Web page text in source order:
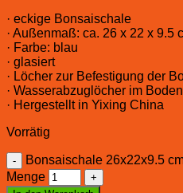
· eckige Bonsaischale
· Außenmaß: ca. 26 x 22 x 9.5
· Farbe: blau
· glasiert
· Löcher zur Befestigung der
· Wasserabzuglöcher im Boden
· Hergestellt in Yixing China
Vorrätig
Bonsaischale 26x22x9.5
Menge